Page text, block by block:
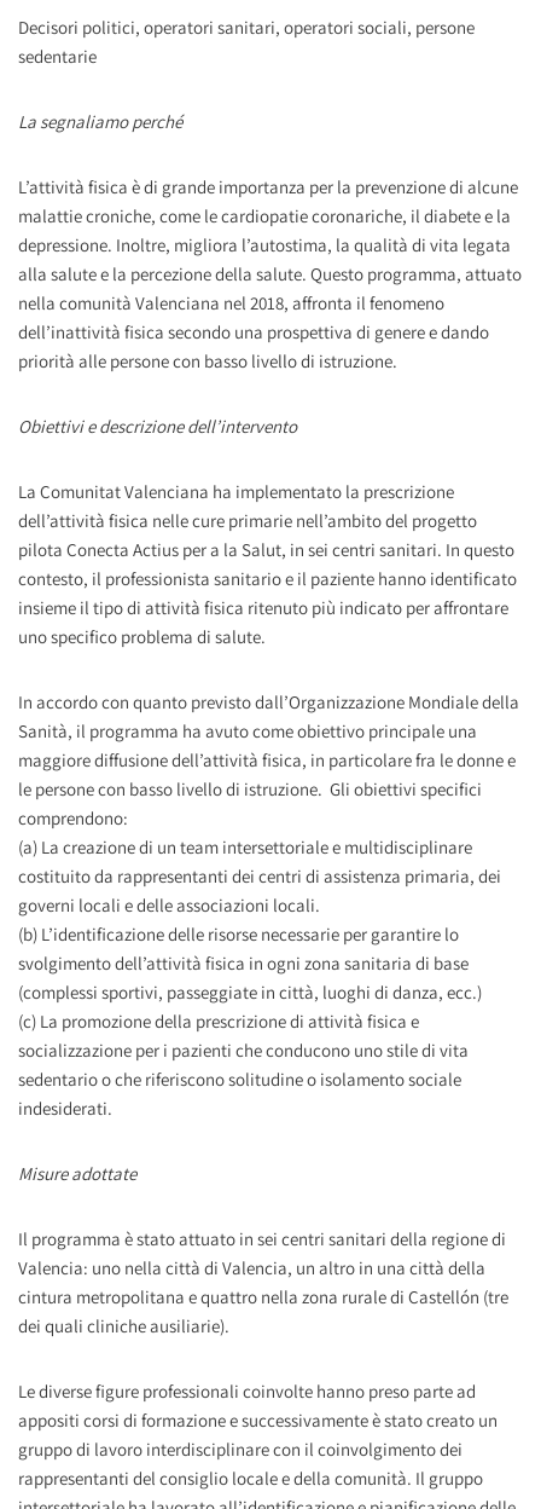
Decisori politici, operatori sanitari, operatori sociali, persone
sedentarie
La segnaliamo perché
L’attività fisica è di grande importanza per la prevenzione di alcune
malattie croniche, come le cardiopatie coronariche, il diabete e la
depressione. Inoltre, migliora l’autostima, la qualità di vita legata
alla salute e la percezione della salute. Questo programma, attuato
nella comunità Valenciana nel 2018, affronta il fenomeno
dell’inattività fisica secondo una prospettiva di genere e dando
priorità alle persone con basso livello di istruzione.
Obiettivi e descrizione dell’intervento
La Comunitat Valenciana ha implementato la prescrizione
dell’attività fisica nelle cure primarie nell’ambito del progetto
pilota Conecta Actius per a la Salut, in sei centri sanitari. In questo
contesto, il professionista sanitario e il paziente hanno identificato
insieme il tipo di attività fisica ritenuto più indicato per affrontare
uno specifico problema di salute.
In accordo con quanto previsto dall’Organizzazione Mondiale della
Sanità, il programma ha avuto come obiettivo principale una
maggiore diffusione dell’attività fisica, in particolare fra le donne e
le persone con basso livello di istruzione. Gli obiettivi specifici
comprendono:
(a) La creazione di un team intersettoriale e multidisciplinare
costituito da rappresentanti dei centri di assistenza primaria, dei
governi locali e delle associazioni locali.
(b) L’identificazione delle risorse necessarie per garantire lo
svolgimento dell’attività fisica in ogni zona sanitaria di base
(complessi sportivi, passeggiate in città, luoghi di danza, ecc.)
(c) La promozione della prescrizione di attività fisica e
socializzazione per i pazienti che conducono uno stile di vita
sedentario o che riferiscono solitudine o isolamento sociale
indesiderati.
Misure adottate
Il programma è stato attuato in sei centri sanitari della regione di
Valencia: uno nella città di Valencia, un altro in una città della
cintura metropolitana e quattro nella zona rurale di Castellón (tre
dei quali cliniche ausiliarie).
Le diverse figure professionali coinvolte hanno preso parte ad
appositi corsi di formazione e successivamente è stato creato un
gruppo di lavoro interdisciplinare con il coinvolgimento dei
rappresentanti del consiglio locale e della comunità. Il gruppo